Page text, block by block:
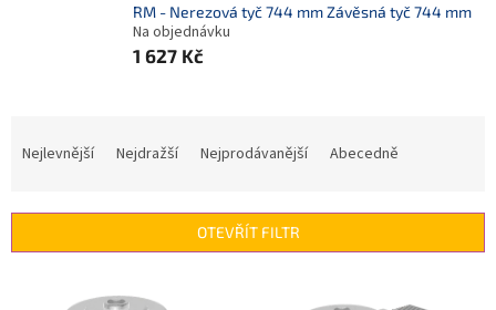
RM - Nerezová tyč 744 mm Závěsná tyč 744 mm
Na objednávku
1 627 Kč
í
Nejlevnější Nejdražší Nejprodávanější Abecedně
OTEVŘÍT FILTR